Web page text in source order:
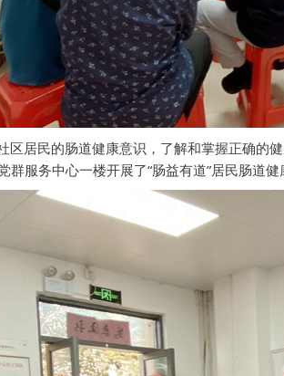
区居民的肠道健康意识，了解和掌握正确的
群服务中心一楼开展了“肠益有道”居民肠道健